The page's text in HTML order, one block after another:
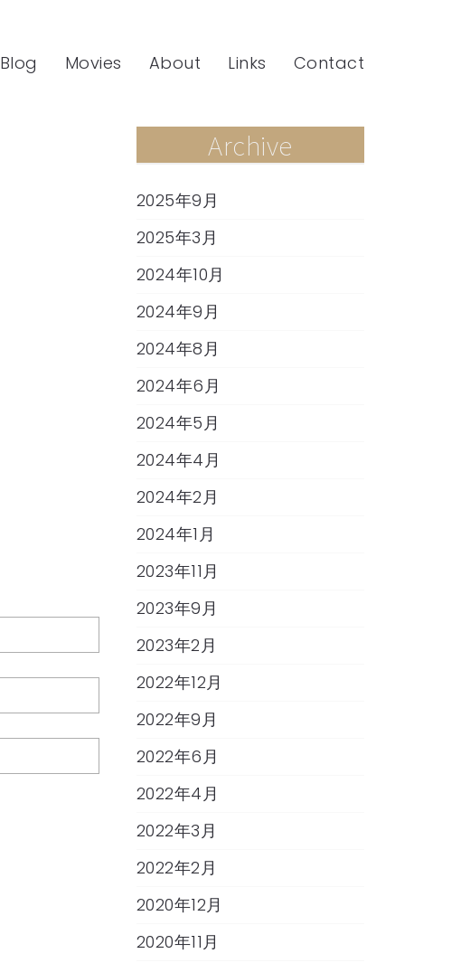
Blog Movies About Links Contact
Archive
2025年9月
2025年3月
2024年10月
2024年9月
2024年8月
2024年6月
2024年5月
2024年4月
2024年2月
2024年1月
2023年11月
2023年9月
2023年2月
2022年12月
2022年9月
2022年6月
2022年4月
2022年3月
2022年2月
2020年12月
2020年11月